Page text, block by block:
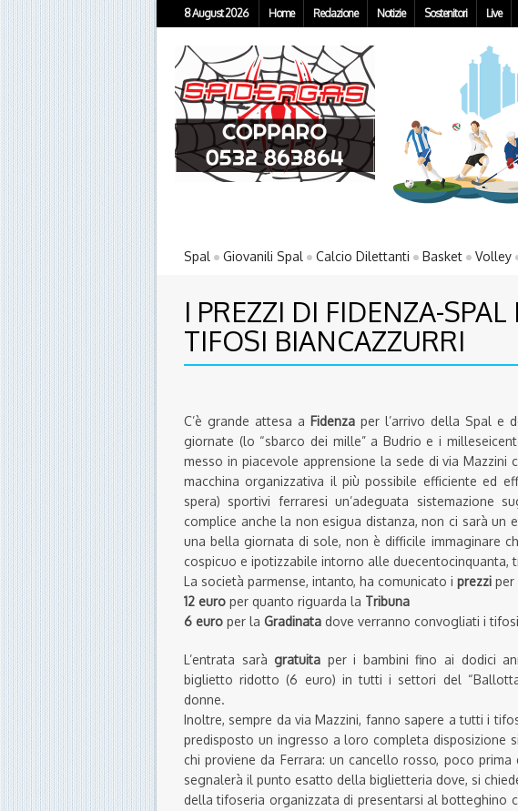
8 August 2026 Home Redazione Notizie Sostenitori Live
Spal Giovanili Spal Calcio Dilettanti Basket Volley
I PREZZI DI FIDENZA-
TIFOSI BIANCAZZURRI
C’è grande attesa a Fidenza per l’arrivo della Spal e
giornate (lo “sbarco dei mille” a Budrio e i
messo in piacevole apprensione la sede di via
macchina organizzativa il più possibile efficiente ed
spera) sportivi ferraresi un’adeguata sistemazione
complice anche la non esigua distanza, non ci sarà un
una bella giornata di sole, non è difficile immaginare
cospicuo e ipotizzabile intorno alle duecentocinquanta,
La società parmense, intanto, ha comunicato i prezzi per
12 euro per quanto riguarda la Tribuna
6 euro per la Gradinata dove verranno convogliati i
L’entrata saràgratuita per i bambini fino ai dodici
biglietto ridotto (6 euro) in tutti i settori del
donne.
Inoltre, sempre da via Mazzini, fanno sapere a tutti i
predisposto un ingresso a loro completa disposizione
chi proviene da Ferrara: un cancello rosso, poco
segnalerà il punto esatto della biglietteria dove, si
della tifoseria organizzata di presentarsi al botteghino